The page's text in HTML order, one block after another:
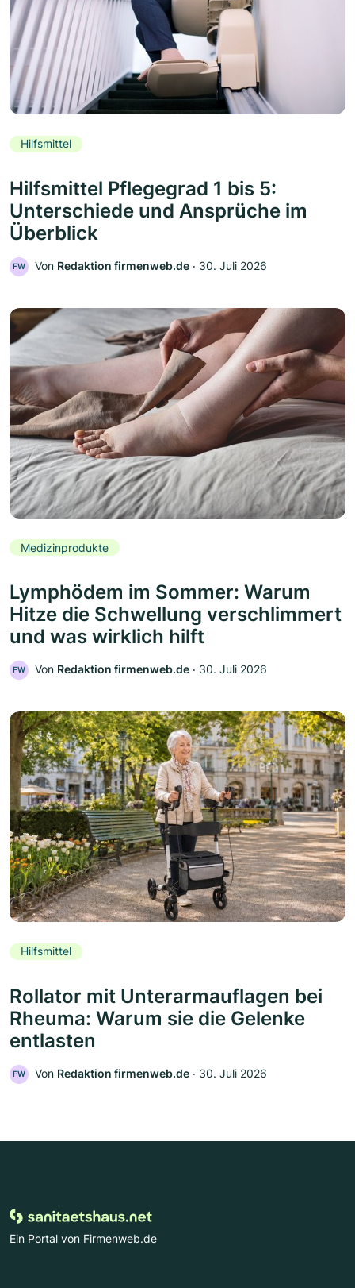
Hilfsmittel
Hilfsmittel Pflegegrad 1 bis 5:
Unterschiede und Ansprüche im
Überblick
FW Von Redaktion firmenweb.de ‧ 30. Juli 2026
Medizinprodukte
Lymphödem im Sommer: Warum
Hitze die Schwellung verschlimmert
und was wirklich hilft
FW Von Redaktion firmenweb.de ‧ 30. Juli 2026
Hilfsmittel
Rollator mit Unterarmauflagen bei
Rheuma: Warum sie die Gelenke
entlasten
FW Von Redaktion firmenweb.de ‧ 30. Juli 2026
Ein Portal von Firmenweb.de